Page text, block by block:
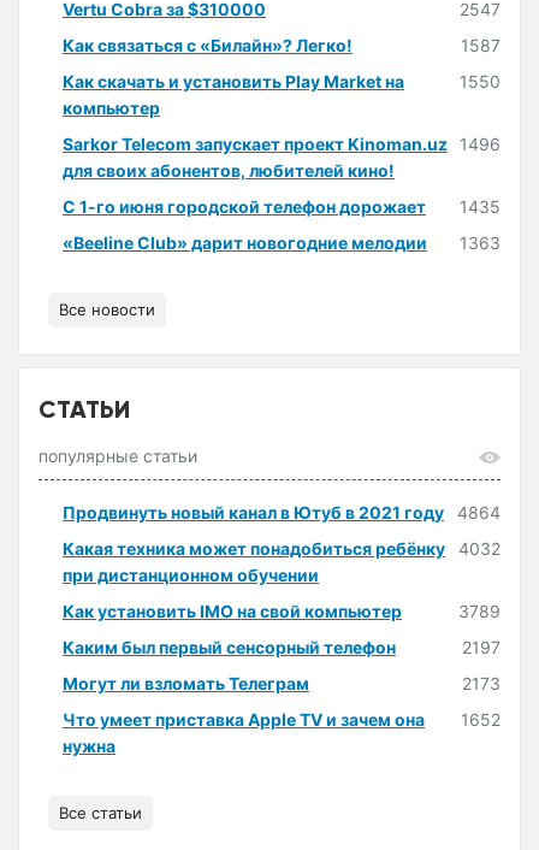
Vertu Cobra за $310000
2547
Как связаться с «Билайн»? Легко!
1587
Как скачать и установить Play Market на
компьютер
1550
Sarkor Telecom запускает проект Kinoman.uz
для своих абонентов, любителей кино!
1496
С 1-го июня городской телефон дорожает
1435
«Beeline Club» дарит новогодние мелодии
1363
Все новости
СТАТЬИ
популярные статьи
Продвинуть новый канал в Ютуб в 2021 году
4864
Какая техника может понадобиться ребёнку
при дистанционном обучении
4032
Как установить IMO на свой компьютер
3789
Каким был первый сенсорный телефон
2197
Могут ли взломать Телеграм
2173
Что умеет приставка Apple TV и зачем она
нужна
1652
Все статьи